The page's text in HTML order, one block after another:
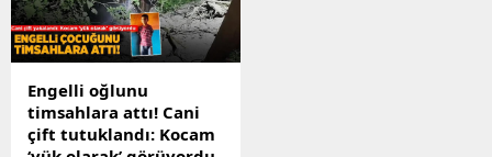
Engelli oğlunu
timsahlara attı! Cani
çift tutuklandı: Kocam